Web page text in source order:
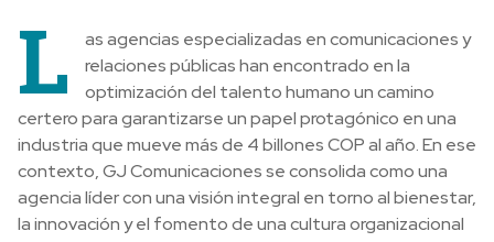
L
as agencias especializadas en comunicaciones y
relaciones públicas han encontrado en la
optimización del talento humano un camino
certero para garantizarse un papel protagónico en una
industria que mueve más de 4 billones COP al año. En ese
contexto, GJ Comunicaciones se consolida como una
agencia líder con una visión integral en torno al bienestar,
la innovación y el fomento de una cultura organizacional